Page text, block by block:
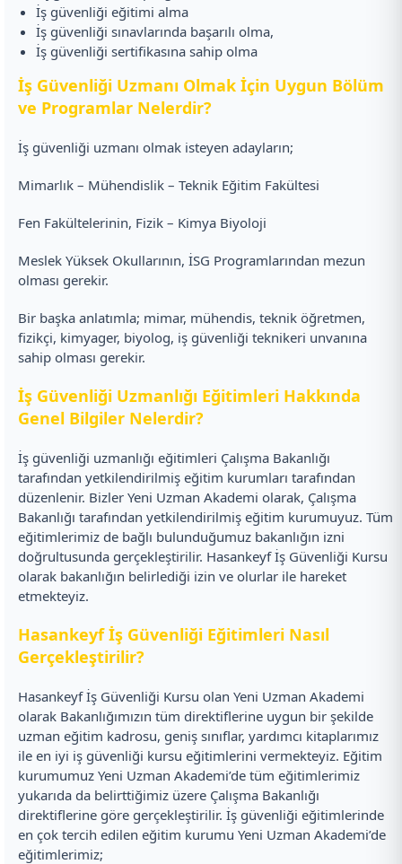
İş güvenliği eğitimi alma
İş güvenliği sınavlarında başarılı olma,
İş güvenliği sertifikasına sahip olma
İş Güvenliği Uzmanı Olmak İçin Uygun Bölüm
ve Programlar Nelerdir?
İş güvenliği uzmanı olmak isteyen adayların;
Mimarlık – Mühendislik – Teknik Eğitim Fakültesi
Fen Fakültelerinin, Fizik – Kimya Biyoloji
Meslek Yüksek Okullarının, İSG Programlarından mezun
olması gerekir.
Bir başka anlatımla; mimar, mühendis, teknik öğretmen,
fizikçi, kimyager, biyolog, iş güvenliği teknikeri unvanına
sahip olması gerekir.
İş Güvenliği Uzmanlığı Eğitimleri Hakkında
Genel Bilgiler Nelerdir?
İş güvenliği uzmanlığı eğitimleri Çalışma Bakanlığı
tarafından yetkilendirilmiş eğitim kurumları tarafından
düzenlenir. Bizler Yeni Uzman Akademi olarak, Çalışma
Bakanlığı tarafından yetkilendirilmiş eğitim kurumuyuz. Tüm
eğitimlerimiz de bağlı bulunduğumuz bakanlığın izni
doğrultusunda gerçekleştirilir. Hasankeyf İş Güvenliği Kursu
olarak bakanlığın belirlediği izin ve olurlar ile hareket
etmekteyiz.
Hasankeyf İş Güvenliği Eğitimleri Nasıl
Gerçekleştirilir?
Hasankeyf İş Güvenliği Kursu olan Yeni Uzman Akademi
olarak Bakanlığımızın tüm direktiflerine uygun bir şekilde
uzman eğitim kadrosu, geniş sınıflar, yardımcı kitaplarımız
ile en iyi iş güvenliği kursu eğitimlerini vermekteyiz. Eğitim
kurumumuz Yeni Uzman Akademi’de tüm eğitimlerimiz
yukarıda da belirttiğimiz üzere Çalışma Bakanlığı
direktiflerine göre gerçekleştirilir. İş güvenliği eğitimlerinde
en çok tercih edilen eğitim kurumu Yeni Uzman Akademi’de
eğitimlerimiz;